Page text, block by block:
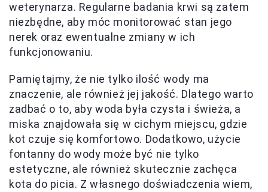
weterynarza. Regularne badania krwi są zatem
niezbędne, aby móc monitorować stan jego
nerek oraz ewentualne zmiany w ich
funkcjonowaniu.
Pamiętajmy, że nie tylko ilość wody ma
znaczenie, ale również jej jakość. Dlatego warto
zadbać o to, aby woda była czysta i świeża, a
miska znajdowała się w cichym miejscu, gdzie
kot czuje się komfortowo. Dodatkowo, użycie
fontanny do wody może być nie tylko
estetyczne, ale również skutecznie zachęca
kota do picia. Z własnego doświadczenia wiem,